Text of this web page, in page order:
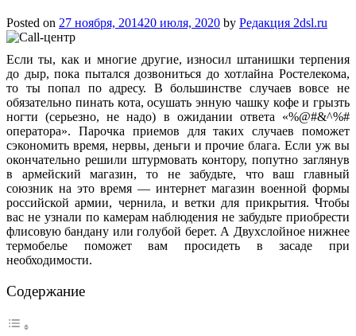
Posted on 27 ноября, 201420 июля, 2020 by Редакция 2dsl.ru
Если ты, как и многие другие, износил штанишки терпения
до дыр, пока пытался дозвониться до хотлайна Ростелекома,
то ты попал по адресу. В большинстве случаев вовсе не
обязательно пинать кота, осушать энную чашку кофе и грызть
ногти (серьезно, не надо) в ожидании ответа «%@#&^%#
оператора». Парочка приемов для таких случаев поможет
сэкономить время, нервы, деньги и прочие блага. Если уж вы
окончательно решили штурмовать контору, попутно заглянув
в армейский магазин, то не забудьте, что ваш главный
союзник на это время — интернет магазин военной формы
российской армии, чернила, и ветки для прикрытия. Чтобы
вас не узнали по камерам наблюдения не забудьте приобрести
флисовую бандану или голубой берет. А Двухслойное нижнее
термобелье поможет вам просидеть в засаде при
необходимости.
Содержание